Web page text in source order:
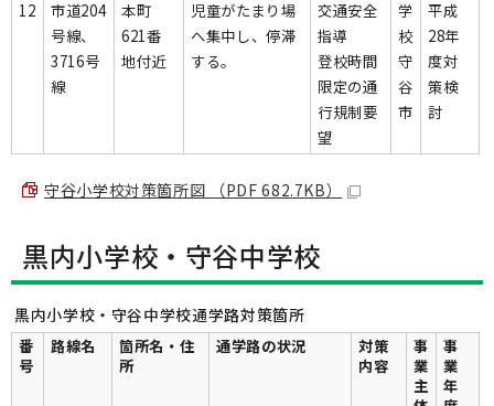
12
市道204
号線、
3716号
線
本町
621番
地付近
児童がたまり場
へ集中し、停滞
する。
交通安全
指導
登校時間
限定の通
行規制要
望
学
校
守
谷
市
平成
28年
度対
策検
討
守谷小学校対策箇所図 （PDF 682.7KB）
黒内小学校・守谷中学校
黒内小学校・守谷中学校通学路対策箇所
番
号
路線名
箇所名・住
所
通学路の状況
対策
内容
事
業
主
事
業
年